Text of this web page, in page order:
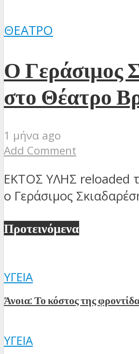
ΘΈΑΤΡΟ
Ο Γεράσιμος
στο Θέατρο
1 μήνα ago
Add Comment
ΕΚΤΟΣ ΥΛΗΣ reloaded
ο Γεράσιμος
Προτεινόμενα
ΥΓΕΊΑ
Άνοια: Το κόστος της
ΥΓΕΊΑ